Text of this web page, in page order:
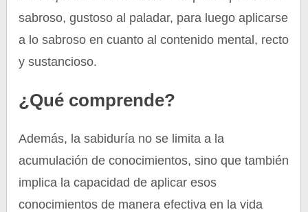
sabroso, gustoso al paladar, para luego aplicarse
a lo sabroso en cuanto al contenido mental, recto
y sustancioso.
¿Qué comprende?
Además, la sabiduría no se limita a la
acumulación de conocimientos, sino que también
implica la capacidad de aplicar esos
conocimientos de manera efectiva en la vida